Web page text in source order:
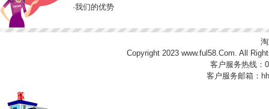
·我们的优势
Copyright 2023 www.ful58.Com. All
客户服务热线：
客户服务邮箱：